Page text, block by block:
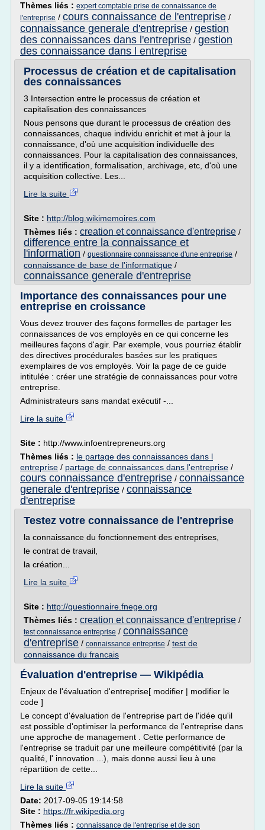
Thèmes liés : expert comptable prise de connaissance de
l'entreprise / cours connaissance de l'entreprise /
connaissance generale d'entreprise / gestion
des connaissances dans l'entreprise / gestion
des connaissance dans l entreprise
Processus de création et de capitalisation
des connaissances
3 Intersection entre le processus de création et
capitalisation des connaissances
Nous pensons que durant le processus de création des
connaissances, chaque individu enrichit et met à jour la
connaissance, d'où une acquisition individuelle des
connaissances. Pour la capitalisation des connaissances,
il y a identification, formalisation, archivage, etc, d'où une
acquisition collective. Les...
Lire la suite
Site : http://blog.wikimemoires.com
Thèmes liés : creation et connaissance d'entreprise /
difference entre la connaissance et
l'information / questionnaire connaissance d'une entreprise /
connaissance de base de l'informatique /
connaissance generale d'entreprise
Importance des connaissances pour une
entreprise en croissance
Vous devez trouver des façons formelles de partager les
connaissances de vos employés en ce qui concerne les
meilleures façons d'agir. Par exemple, vous pourriez établir
des directives procédurales basées sur les pratiques
exemplaires de vos employés. Voir la page de ce guide
intitulée : créer une stratégie de connaissances pour votre
entreprise.
Administrateurs sans mandat exécutif -...
Lire la suite
Site : http://www.infoentrepreneurs.org
Thèmes liés : le partage des connaissances dans l
entreprise / partage de connaissances dans l'entreprise /
cours connaissance d'entreprise / connaissance
generale d'entreprise / connaissance
d'entreprise
Testez votre connaissance de l'entreprise
la connaissance du fonctionnement des entreprises,
le contrat de travail,
la création...
Lire la suite
Site : http://questionnaire.fnege.org
Thèmes liés : creation et connaissance d'entreprise /
test connaissance entreprise / connaissance
d'entreprise / connaissance entreprise / test de
connaissance du francais
Évaluation d'entreprise — Wikipédia
Enjeux de l'évaluation d'entreprise[ modifier | modifier le
code ]
Le concept d'évaluation de l'entreprise part de l'idée qu'il
est possible d'optimiser la performance de l'entreprise dans
une approche de management . Cette performance de
l'entreprise se traduit par une meilleure compétitivité (par la
qualité, l' innovation ...), mais donne aussi lieu à une
répartition de cette...
Lire la suite
Date: 2017-09-05 19:14:58
Site : https://fr.wikipedia.org
Thèmes liés : connaissance de l'entreprise et de son